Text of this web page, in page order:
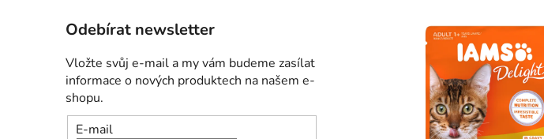
o
s
t
r
a
Odebírat newsletter
Vložte svůj e-mail a my vám budeme zasílat
informace o nových produktech na našem e-
shopu.
E-mail